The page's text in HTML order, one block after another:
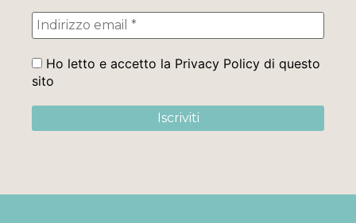
Ho letto e accetto la Privacy Policy di questo
sito